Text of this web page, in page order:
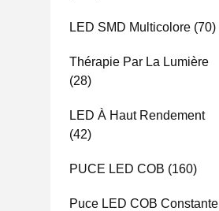
LED SMD Multicolore (70)
Thérapie Par La Lumière
(28)
LED À Haut Rendement
(42)
PUCE LED COB (160)
Puce LED COB Constante